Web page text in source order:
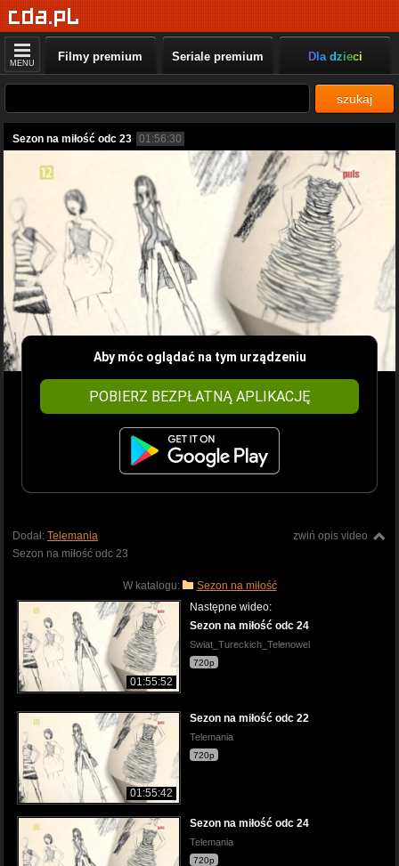
MENU Filmy premium Seriale premium Dla dzieci
szukaj
Sezon na miłość odc 23 01:56:30
Aby móc oglądać na tym urządzeniu
POBIERZ BEZPŁATNĄ APLIKACJĘ
zwiń opis video
Dodał: Telemania
Sezon na miłość odc 23
W katalogu: Sezon na miłość
01:55:52
Następne wideo:
Sezon na miłość odc 24
Swiat_Tureckich_Telenowel
720p
01:55:42
Sezon na miłość odc 22
Telemania
720p
Sezon na miłość odc 24
Telemania
720p